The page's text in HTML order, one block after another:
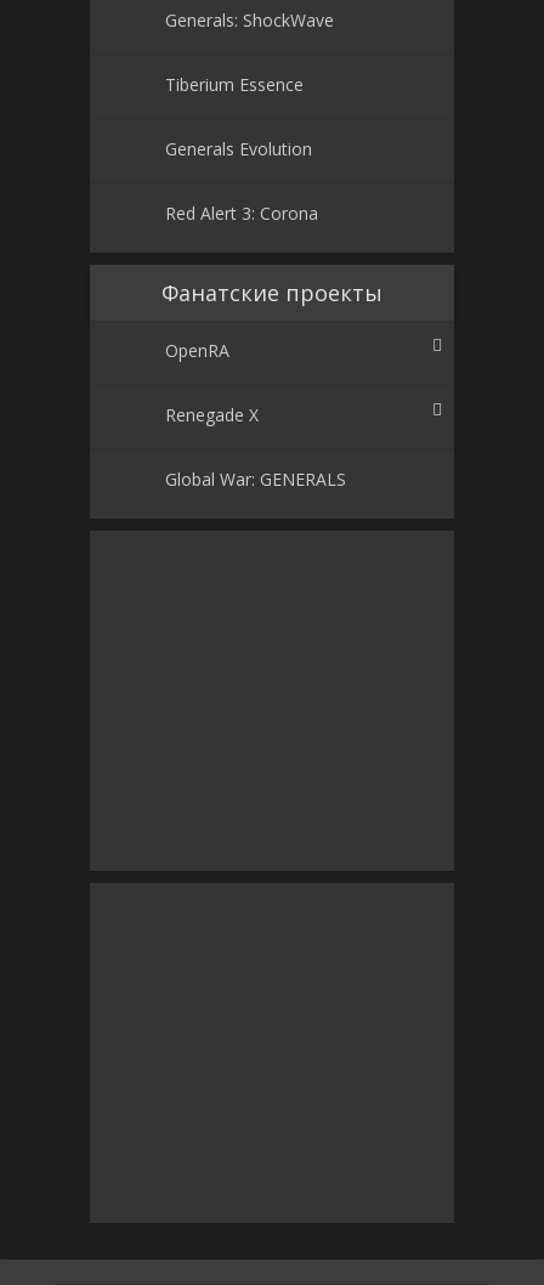
Generals: ShockWave
Tiberium Essence
Generals Evolution
Red Alert 3: Corona
Фанатские проекты
OpenRA
Renegade X
Global War: GENERALS